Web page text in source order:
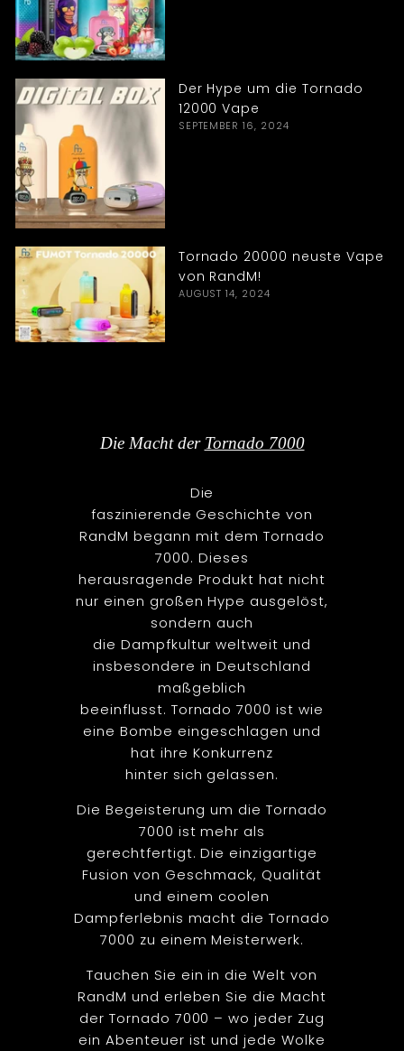
Der Hype um die Tornado
12000 Vape
SEPTEMBER 16, 2024
Tornado 20000 neuste Vape
von RandM!
AUGUST 14, 2024
Die Macht der Tornado 7000
Die
faszinierende Geschichte von
RandM begann mit dem Tornado
7000. Dieses
herausragende Produkt hat nicht
nur einen großen Hype ausgelöst,
sondern auch
die Dampfkultur weltweit und
insbesondere in Deutschland
maßgeblich
beeinflusst. Tornado 7000 ist wie
eine Bombe eingeschlagen und
hat ihre Konkurrenz
hinter sich gelassen.
Die Begeisterung um die Tornado
7000 ist mehr als
gerechtfertigt. Die einzigartige
Fusion von Geschmack, Qualität
und einem coolen
Dampferlebnis macht die Tornado
7000 zu einem Meisterwerk.
Tauchen Sie ein in die Welt von
RandM und erleben Sie die Macht
der Tornado 7000 – wo jeder Zug
ein Abenteuer ist und jede Wolke